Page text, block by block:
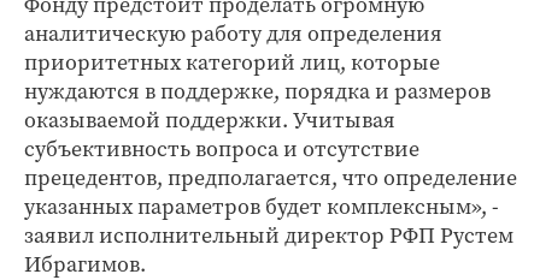
аналитическую работу для определения
приоритетных категорий лиц, которые
нуждаются в поддержке, порядка и размеров
оказываемой поддержки. Учитывая
субъективность вопроса и отсутствие
прецедентов, предполагается, что определение
указанных параметров будет комплексным», -
заявил исполнительный директор РФП Рустем
Ибрагимов.